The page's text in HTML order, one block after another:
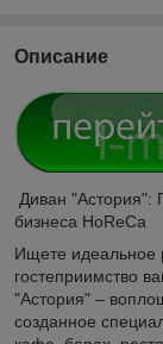
Описание
Диван "Астория":
бизнеса HoReCa
Ищете идеальное
гостеприимство
"Астория" –
созданное